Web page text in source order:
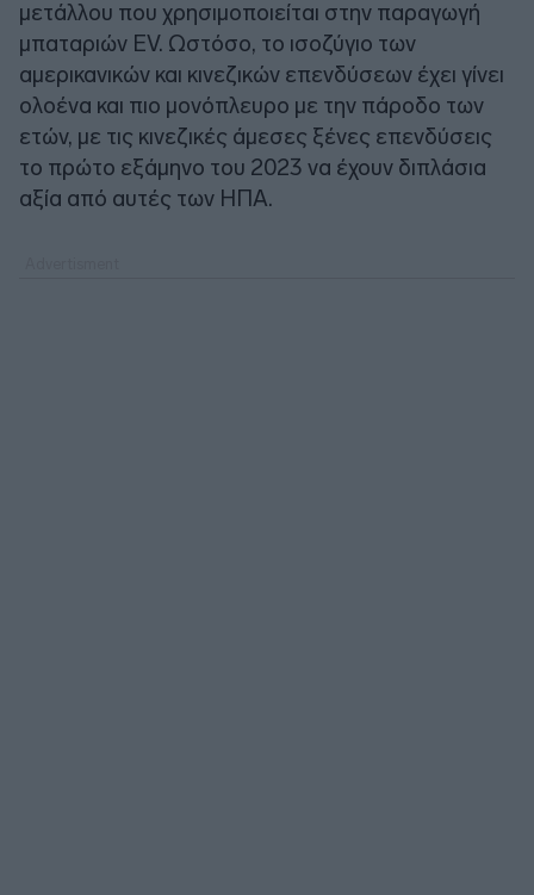
μετάλλου που χρησιμοποιείται στην παραγωγή
μπαταριών EV. Ωστόσο, το ισοζύγιο των
αμερικανικών και κινεζικών επενδύσεων έχει γίνει
ολοένα και πιο μονόπλευρο με την πάροδο των
ετών, με τις κινεζικές άμεσες ξένες επενδύσεις
το πρώτο εξάμηνο του 2023 να έχουν διπλάσια
αξία από αυτές των ΗΠΑ.